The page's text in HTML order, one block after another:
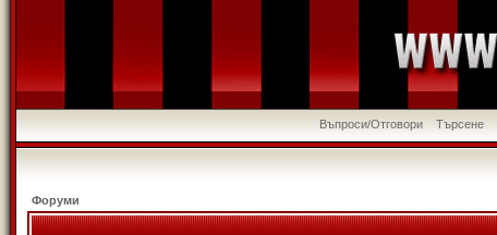
Въпроси/Отговори Търсене
Форуми